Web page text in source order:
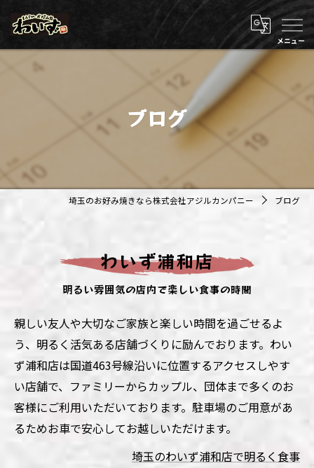
ブログ
埼玉のお好み焼きなら株式会社アジルカンパニー ブログ
わいず浦和店
明るい雰囲気の店内で楽しい食事の時間
親しい友人や大切なご家族と楽しい時間を過ごせるよ
う、明るく活気ある店舗づくりに励んでおります。わい
ず浦和店は国道463号線沿いに位置するアクセスしやす
い店舗で、ファミリーからカップル、団体まで多くのお
客様にご利用いただいております。駐車場のご用意があ
るためお車で安心してお越しいただけます。
埼玉のわいず浦和店で明るく食事